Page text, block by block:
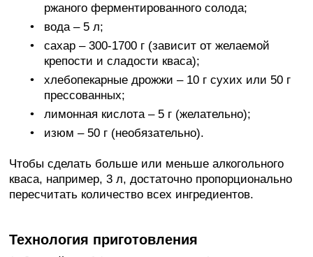
ржаного ферментированного солода;
вода – 5 л;
сахар – 300-1700 г (зависит от желаемой
крепости и сладости кваса);
хлебопекарные дрожжи – 10 г сухих или 50 г
прессованных;
лимонная кислота – 5 г (желательно);
изюм – 50 г (необязательно).
Чтобы сделать больше или меньше алкогольного
кваса, например, 3 л, достаточно пропорционально
пересчитать количество всех ингредиентов.
Технология приготовления